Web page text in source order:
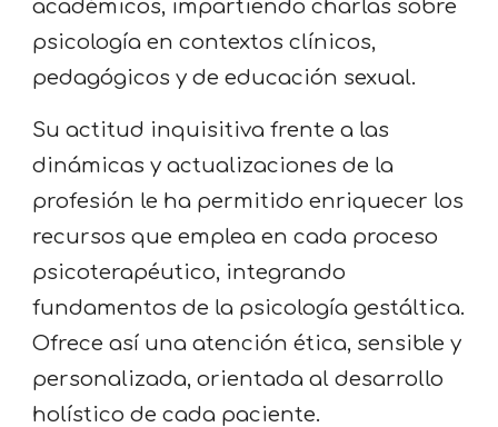
académicos, impartiendocharlas sobre
psicología en contextos clínicos,
pedagógicos y de educación sexual.
Su actitud inquisitiva frente a las
dinámicas y actualizaciones de la
profesión le ha permitido enriquecer los
recursos que emplea en cada proceso
psicoterapéutico, integrando
fundamentos de la psicología gestáltica.
Ofrece así una atención ética, sensible y
personalizada, orientada al desarrollo
holístico de cada paciente.